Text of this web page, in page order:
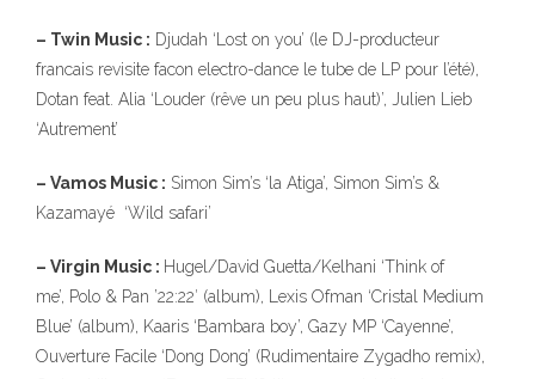
– Twin Music : Djudah ‘Lost on you’ (le DJ-producteur
francais revisite facon electro-dance le tube de LP pour l’été),
Dotan feat. Alia ‘Louder (rêve un peu plus haut)’, Julien Lieb
‘Autrement’
– Vamos Music : Simon Sim’s ‘la Atiga’, Simon Sim’s &
Kazamayé ‘Wild safari’
– Virgin Music : Hugel/David Guetta/Kelhani ‘Think of
me’, Polo & Pan ’22:22′ (album), Lexis Ofman ‘Cristal Medium
Blue’ (album), Kaaris ‘Bambara boy’, Gazy MP ‘Cayenne’,
Ouverture Facile ‘Dong Dong’ (Rudimentaire Zygadho remix),